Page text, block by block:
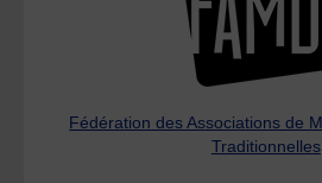
Fédération des Associations de
Traditionnelles